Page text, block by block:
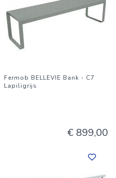
Fermob BELLEVIE Bank - C7
Lapiligrijs
€ 899,00